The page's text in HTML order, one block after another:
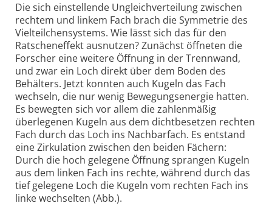
Die sich einstellende Ungleichverteilung zwischen
rechtem und linkem Fach brach die Symmetrie des
Vielteilchensystems. Wie lässt sich das für den
Ratscheneffekt ausnutzen? Zunächst öffneten die
Forscher eine weitere Öffnung in der Trennwand,
und zwar ein Loch direkt über dem Boden des
Behälters. Jetzt konnten auch Kugeln das Fach
wechseln, die nur wenig Bewegungsenergie hatten.
Es bewegten sich vor allem die zahlenmäßig
überlegenen Kugeln aus dem dichtbesetzen rechten
Fach durch das Loch ins Nachbarfach. Es entstand
eine Zirkulation zwischen den beiden Fächern:
Durch die hoch gelegene Öffnung sprangen Kugeln
aus dem linken Fach ins rechte, während durch das
tief gelegene Loch die Kugeln vom rechten Fach ins
linke wechselten (Abb.).